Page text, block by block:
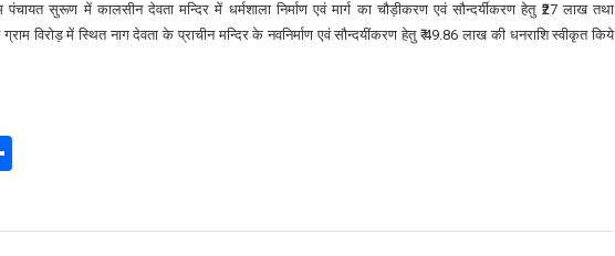
पंचायत सुरूण में कालसीन देवता मन्दिर में धर्मशाला निर्माण एवं मार्ग का चौड़ीकरण एवं सौन्दर्यीकरण हेतु ₹27 लाख तथा
विरोड़ में स्थित नाग देवता के प्राचीन मन्दिर के नवनिर्माण एवं सौन्दयींकरण हेतु ₹ 49.86 लाख की धनराशि स्वीकृत किये